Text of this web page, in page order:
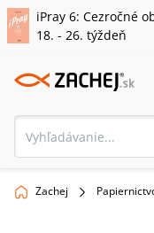
iPray 6: Cezročné
18. - 26. týždeň
Zachej